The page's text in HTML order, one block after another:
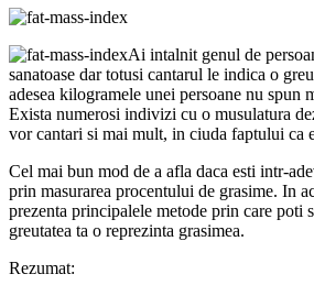
Ai intalnit genul de
sanatoase dar totusi cantarul le indica o
adesea kilogramele unei persoane nu spun
Exista numerosi indivizi cu o musulatura
vor cantari si mai mult, in ciuda faptului ca
Cel mai bun mod de a afla daca esti intr-
prin masurarea procentului de grasime. In
prezenta principalele metode prin care poti
greutatea ta o reprezinta grasimea.
Rezumat: